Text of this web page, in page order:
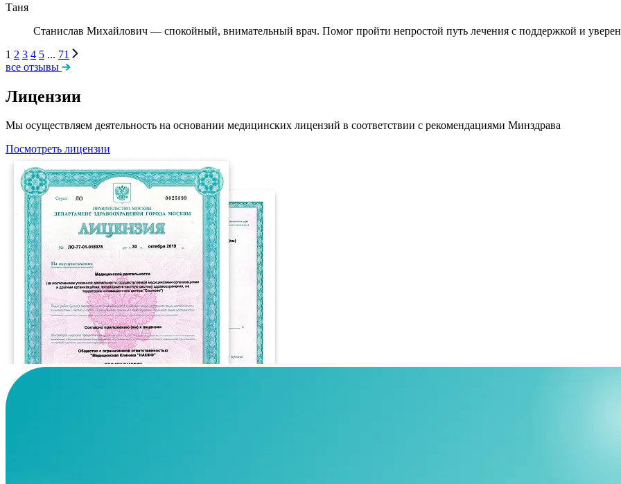
Таня
Станислав Михайлович — спокойный, внимательный врач. Помог пройти непростой путь лечения с поддержкой и
1 2 3 4 5 ... 71
все отзывы
Лицензии
Мы осуществляем деятельность на основании медицинских лицензий в соответствии с рекомендациями Минздрава
Посмотреть лицензии